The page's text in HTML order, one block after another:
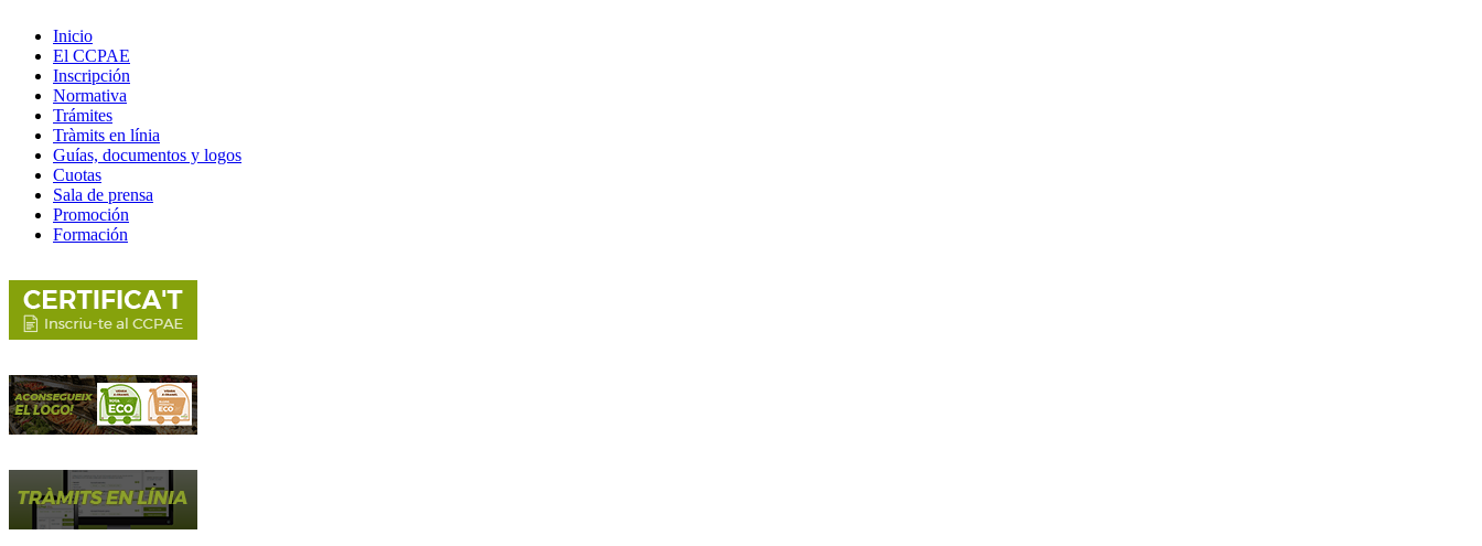
Inicio
El CCPAE
Inscripción
Normativa
Trámites
Tràmits en línia
Guías, documentos y logos
Cuotas
Sala de prensa
Promoción
Formación